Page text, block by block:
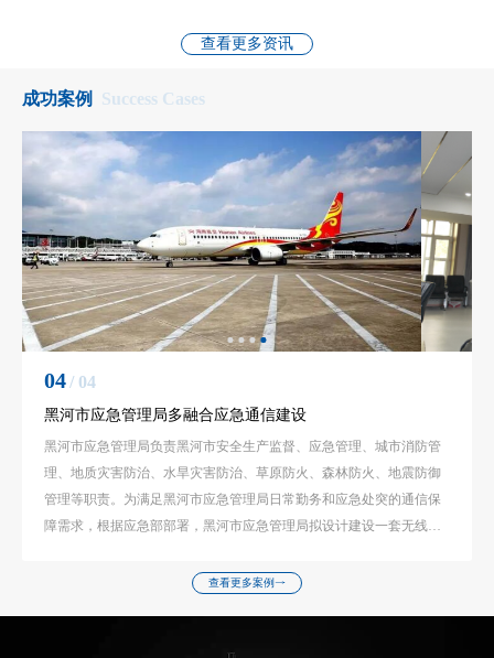
查看更多资讯
成功案例 Success Cases
04/ 04
黑河市应急管理局多融合应急通信建设
黑河市应急管理局负责黑河市安全生产监督、应急管理、城市消防管
理、地质灾害防治、水旱灾害防治、草原防火、森林防火、地震防御
管理等职责。为满足黑河市应急管理局日常勤务和应急处突的通信保
障需求，根据应急部部署，黑河市应急管理局拟设计建设一套无线应
有的各县(区、市)的模拟通信网接入到市应急指挥平台。
查看更多案例